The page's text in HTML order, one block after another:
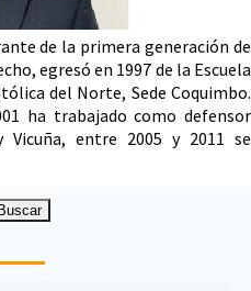
de la primera generación de
egresó en 1997 de la Escuela
del Norte, Sede Coquimbo.
ha trabajado como defensor
entre 2005 y 2011 se